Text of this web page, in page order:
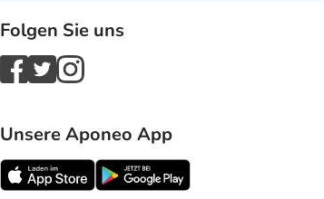
Folgen Sie uns
Unsere Aponeo App